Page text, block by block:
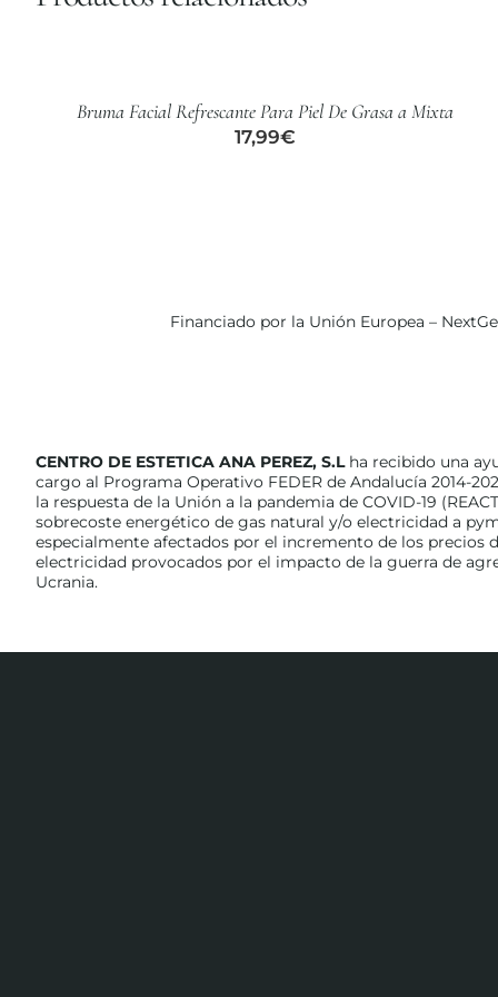
AÑADIR
DETALLES
Bruma Facial Refrescante Para Piel De Grasa a Mixta
17,99€
Financiado por la Unión Europea –
CENTRO DE ESTETICA ANA PEREZ, S.Lha recibido una
cargo al Programa Operativo FEDER de Andalucía 2014-
la respuesta de la Unión a la pandemia de COVID-19
sobrecoste energético de gas natural y/o electricidad a
especialmente afectados por el incremento de los precios
electricidad provocados por el impacto de la guerra de
Ucrania.